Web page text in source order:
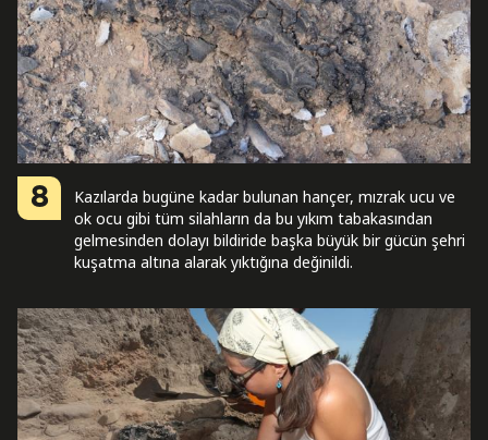
8
Kazılarda bugüne kadar bulunan hançer, mızrak ucu ve
ok ocu gibi tüm silahların da bu yıkım tabakasından
gelmesinden dolayı bildiride başka büyük bir gücün şehri
kuşatma altına alarak yıktığına değinildi.